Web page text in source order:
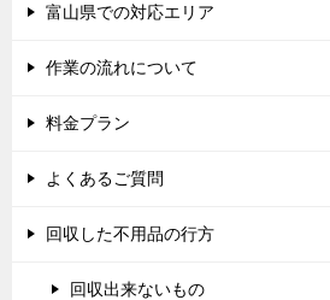
富山県での対応エリア
作業の流れについて
料金プラン
よくあるご質問
回収した不用品の行方
回収出来ないもの